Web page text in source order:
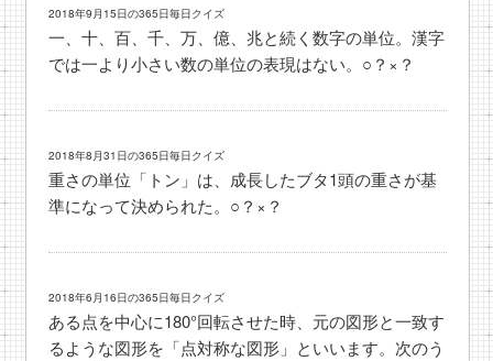
2018年9月15日の365日毎日クイズ
一、十、百、千、万、億、兆と続く数字の単位。漢字
では一より小さい数の単位の表現はない。○？×？
2018年8月31日の365日毎日クイズ
重さの単位「トン」は、成長したブタ1頭の重さが基
準になって決められた。○？×？
2018年6月16日の365日毎日クイズ
ある点を中心に180°回転させた時、元の図形と一致す
るような図形を「点対称な図形」といいます。次のう